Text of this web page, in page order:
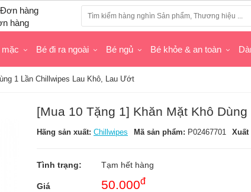
hàng
mặc Bé đi ra ngoài Bé ngủ Bé khỏe & an toàn
1 Lần Chillwipes Lau Khô, Lau Ướt
[Mua 10 Tặng 1] Khăn Mặt Khô
Hãng sản xuất: Chillwipes Mã sản phẩm: P02467701 Xuất
Tình trạng: Tạm hết hàng
Giá 50.000đ